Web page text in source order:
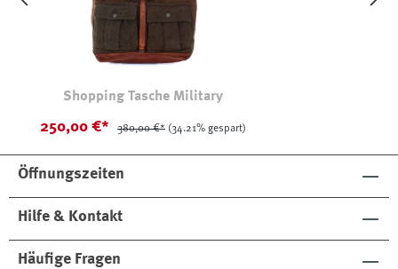
Shopping Tasche Military
250,00 €* 380,00 €* (34.21% gespart)
Öffnungszeiten
Hilfe & Kontakt
Häufige Fragen